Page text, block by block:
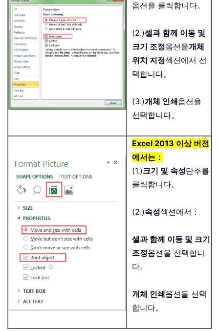
옵션을 클릭합니다。
(2.)셀과 함께 이동 및
크기 조정옵션을개체
위치 지정섹션에서 선
택합니다。
(3.)개체 인쇄옵션을
선택합니다。
Excel 2013 이상 버전
에서는：
(1.)크기 및 속성단추를
클릭합니다。
(2.)속성섹션에서：
셀과 함께 이동 및 크기
조정옵션을 선택합니
다。
개체 인쇄옵션을 선택
합니다。